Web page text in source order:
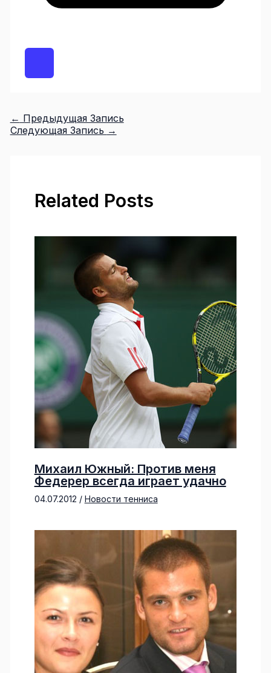
← Предыдущая Запись
Следующая Запись →
Related Posts
Михаил Южный: Против меня
Федерер всегда играет удачно
04.07.2012 / Новости тенниса